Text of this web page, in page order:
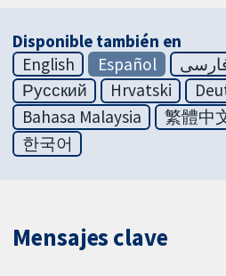
Disponible también en
English
Español
Русский
Hrvatski
Bahasa Malaysia
繁體中
한국어
Mensajes clave